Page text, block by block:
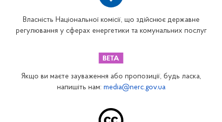
Власність Національної комісії, що здійснює державне
регулювання у сферах енергетики та комунальних послуг
Якщо ви маєте зауваження або пропозиції, будь ласка,
напишіть нам: media@nerc.gov.ua